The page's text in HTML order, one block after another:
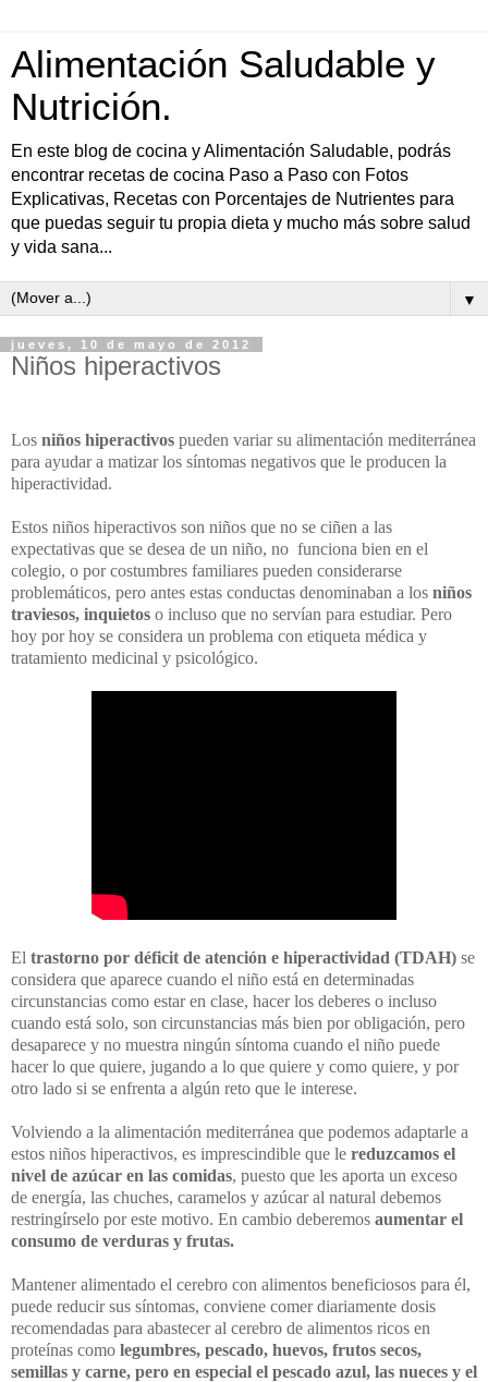
Alimentación Saludable y
Nutrición.
En este blog de cocina y Alimentación Saludable, podrás
encontrar recetas de cocina Paso a Paso con Fotos
Explicativas, Recetas con Porcentajes de Nutrientes para
que puedas seguir tu propia dieta y mucho más sobre salud
y vida sana...
▼
jueves, 10 de mayo de 2012
Niños hiperactivos
Los niños hiperactivos pueden variar su alimentación mediterránea
para ayudar a matizar los síntomas negativos que le producen la
hiperactividad.
Estos niños hiperactivos son niños que no se ciñen a las
expectativas que se desea de un niño, no funciona bien en el
colegio, o por costumbres familiares pueden considerarse
problemáticos, pero antes estas conductas denominaban a los niños
traviesos, inquietos o incluso que no servían para estudiar. Pero
hoy por hoy se considera un problema con etiqueta médica y
tratamiento medicinal y psicológico.
El trastorno por déficit de atención e hiperactividad (TDAH) se
considera que aparece cuando el niño está en determinadas
circunstancias como estar en clase, hacer los deberes o incluso
cuando está solo, son circunstancias más bien por obligación, pero
desaparece y no muestra ningún síntoma cuando el niño puede
hacer lo que quiere, jugando a lo que quiere y como quiere, y por
otro lado si se enfrenta a algún reto que le interese.
Volviendo a la alimentación mediterránea que podemos adaptarle a
estos niños hiperactivos, es imprescindible que le reduzcamos el
nivel de azúcar en las comidas, puesto que les aporta un exceso
de energía, las chuches, caramelos y azúcar al natural debemos
restringírselo por este motivo. En cambio deberemos aumentar el
consumo de verduras y frutas.
Mantener alimentado el cerebro con alimentos beneficiosos para él,
puede reducir sus síntomas, conviene comer diariamente dosis
recomendadas para abastecer al cerebro de alimentos ricos en
proteínas como legumbres, pescado, huevos, frutos secos,
semillas y carne, pero en especial el pescado azul, las nueces y el